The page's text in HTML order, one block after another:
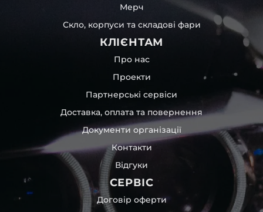
Мерч
Скло, корпуси та складові фари
КЛІЄНТАМ
Про нас
Проекти
Партнерські сервіси
Доставка, оплата та повернення
Документи організації
Контакти
Відгуки
СЕРВІС
Договір оферти